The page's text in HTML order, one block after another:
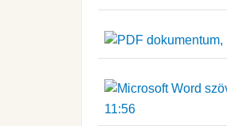
11:56